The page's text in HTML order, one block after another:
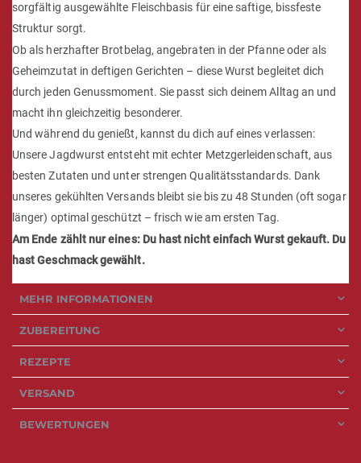
sorgfältig ausgewählte Fleischbasis für eine saftige, bissfeste
Struktur sorgt.
Ob als herzhafter Brotbelag, angebraten in der Pfanne oder als
Geheimzutat in deftigen Gerichten – diese Wurst begleitet dich
durch jeden Genussmoment. Sie passt sich deinem Alltag an und
macht ihn gleichzeitig besonderer.
Und während du genießt, kannst du dich auf eines verlassen:
Unsere Jagdwurst entsteht mit echter Metzgerleidenschaft, aus
besten Zutaten und unter strengen Qualitätsstandards. Dank
unseres gekühlten Versands bleibt sie bis zu 48 Stunden (oft sogar
länger) optimal geschützt – frisch wie am ersten Tag.
Am Ende zählt nur eines: Du hast nicht einfach Wurst gekauft. Du
hast Geschmack gewählt.
MEHR INFORMATIONEN
ZUBEREITUNG
REZEPTE
VERSAND
BEWERTUNGEN